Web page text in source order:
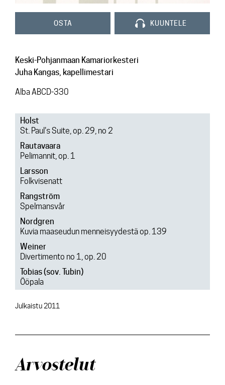
OSTA KUUNTELE
Keski-Pohjanmaan Kamariorkesteri
Juha Kangas, kapellimestari
Alba ABCD-330
Holst
St. Paul's Suite, op. 29, no 2
Rautavaara
Pelimannit, op. 1
Larsson
Folkvisenatt
Rangström
Spelmansvår
Nordgren
Kuvia maaseudun menneisyydestä op. 139
Weiner
Divertimento no 1, op. 20
Tobias (sov. Tubin)
Ööpala
Julkaistu 2011
Arvostelut